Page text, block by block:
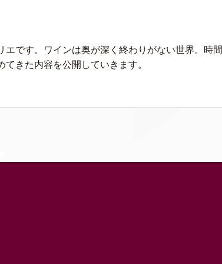
エです。ワインは奥が深く終わりがない世界。時間
きた内容を公開していきます。